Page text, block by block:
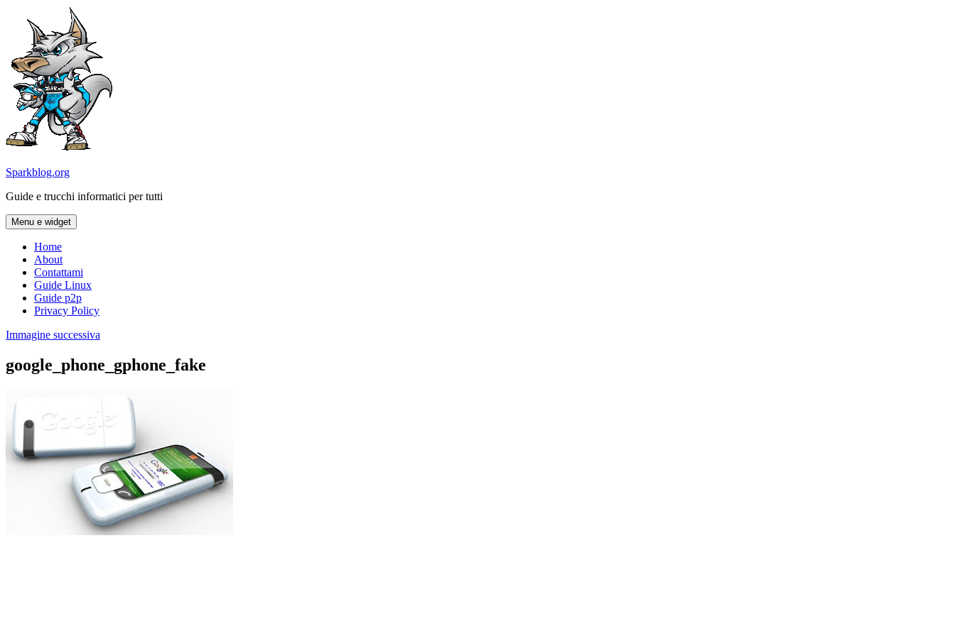
contenuto
Sparkblog.org
Guide e trucchi informatici per tutti
Menu e widget
Home
About
Contattami
Guide Linux
Guide p2p
Privacy Policy
Immagine successiva
google_phone_gphone_fake